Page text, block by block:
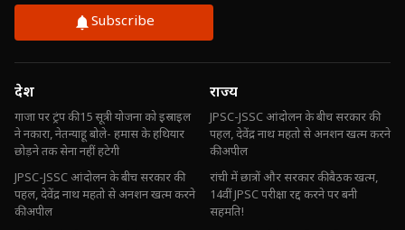
Subscribe
देश
गाजा पर ट्रंप की 15 सूत्री योजना को इस्राइल
ने नकारा, नेतन्याहू बोले- हमास के हथियार
छोड़ने तक सेना नहीं हटेगी
JPSC-JSSC आंदोलन के बीच सरकार की
पहल, देवेंद्र नाथ महतो से अनशन खत्म करने
की अपील
राज्य
JPSC-JSSC आंदोलन के बीच सरकार की
पहल, देवेंद्र नाथ महतो से अनशन खत्म करने
की अपील
रांची में छात्रों और सरकार की बैठक खत्म,
14वीं JPSC परीक्षा रद्द करने पर बनी
सहमति!